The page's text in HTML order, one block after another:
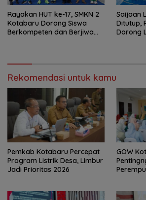
Rayakan HUT ke-17, SMKN 2
Kotabaru Dorong Siswa
Berkompeten dan Berjiwa
Saijaan
Ditutup,
Dorong
Rekomendasi untuk kamu
Pemkab Kotabaru Percepat
Program Listrik Desa, Limbur
Jadi Prioritas 2026
GOW